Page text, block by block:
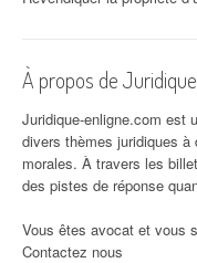
À propos de
Juridique-enligne.com est
divers thèmes juridiques
morales. À travers les
des pistes de réponse
Vous êtes avocat et vous
Contactez nous